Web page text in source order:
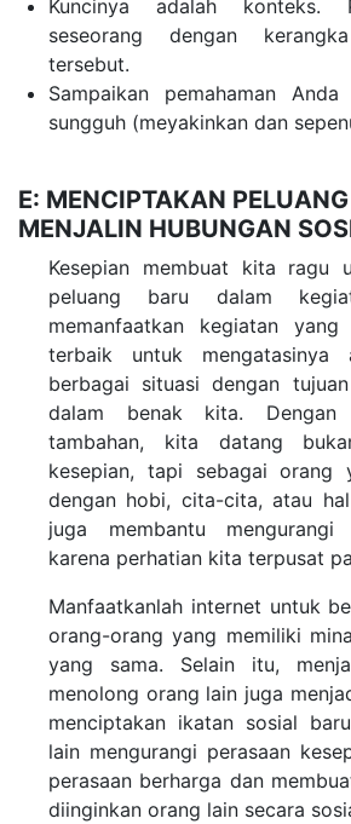
Kuncinya adalah konteks.
seseorang dengan
tersebut.
Sampaikan pemahaman
sungguh (meyakinkan dan
E: MENCIPTAKAN
MENJALIN HUBUNGAN
Kesepian membuat kita ragu
peluang baru dalam
memanfaatkan kegiatan
terbaik untuk mengatasinya
berbagai situasi dengan
dalam benak kita. Dengan
tambahan, kita datang
kesepian, tapi sebagai orang
dengan hobi, cita-cita, atau
juga membantu mengurangi
karena perhatian kita terpusat
Manfaatkanlah internet untuk
orang-orang yang memiliki
yang sama. Selain itu,
menolong orang lain juga
menciptakan ikatan sosial
lain mengurangi perasaan
perasaan berharga dan
diinginkan orang lain secara